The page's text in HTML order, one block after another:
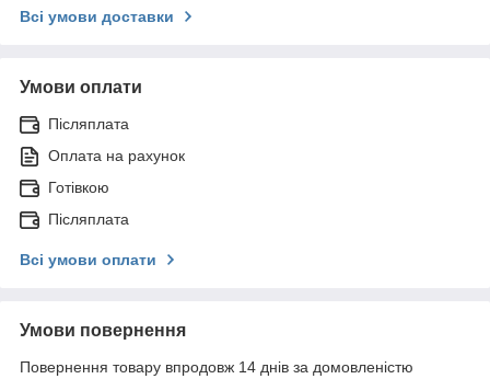
Всі умови доставки
Умови оплати
Післяплата
Оплата на рахунок
Готівкою
Післяплата
Всі умови оплати
Умови повернення
Повернення товару впродовж 14 днів за домовленістю